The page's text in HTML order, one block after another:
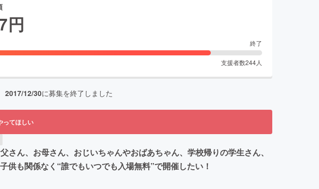
円
終了
支援者数244人
2017/12/30に募集を終了しました
ってほしい
ん、お母さん、おじいちゃんやおばあちゃん、学校帰りの学生さん、
も関係なく“誰でもいつでも入場無料”で開催したい！